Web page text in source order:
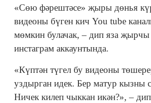
«Сөю фәрештәсе» җыры дөнья
видеоны бүген кич You tube
мөмкин булачак, – дип яза җырчы
инстаграм аккаунтында.
«Күптән түгел бу видеоны
уздырган идек. Бер матур кызны
Ничек килеп чыккан икән?», – дип